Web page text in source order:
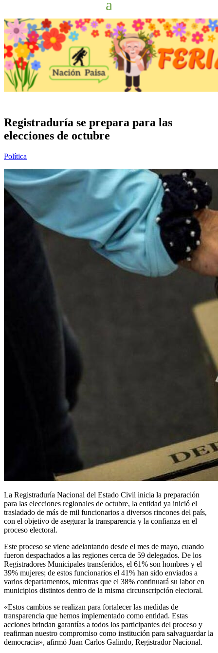
Registraduría se prepara para las
elecciones de octubre
Política
La Registraduría Nacional del Estado Civil inicia la preparación
para las elecciones regionales de octubre, la entidad ya inició el
trasladado de más de mil funcionarios a diversos rincones del país,
con el objetivo de asegurar la transparencia y la confianza en el
proceso electoral.
Este proceso se viene adelantando desde el mes de mayo, cuando
fueron despachados a las regiones cerca de 59 delegados. De los
Registradores Municipales transferidos, el 61% son hombres y el
39% mujeres; de estos funcionarios el 41% han sido enviados a
varios departamentos, mientras que el 38% continuará su labor en
municipios distintos dentro de la misma circunscripción electoral.
«Estos cambios se realizan para fortalecer las medidas de
transparencia que hemos implementado como entidad. Estas
acciones brindan garantías a todos los participantes del proceso y
reafirman nuestro compromiso como institución para salvaguardar la
democracia», afirmó Juan Carlos Galindo, Registrador Nacional.